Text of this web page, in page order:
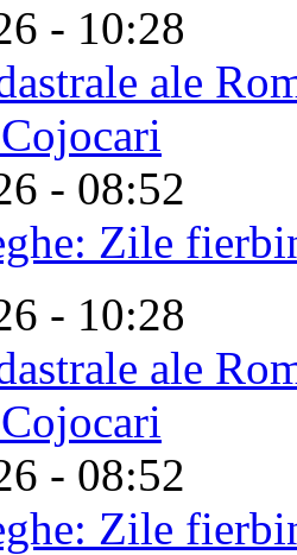
- 10:28
ale
- 08:52
Zile
- 10:28
ale
- 08:52
Zile